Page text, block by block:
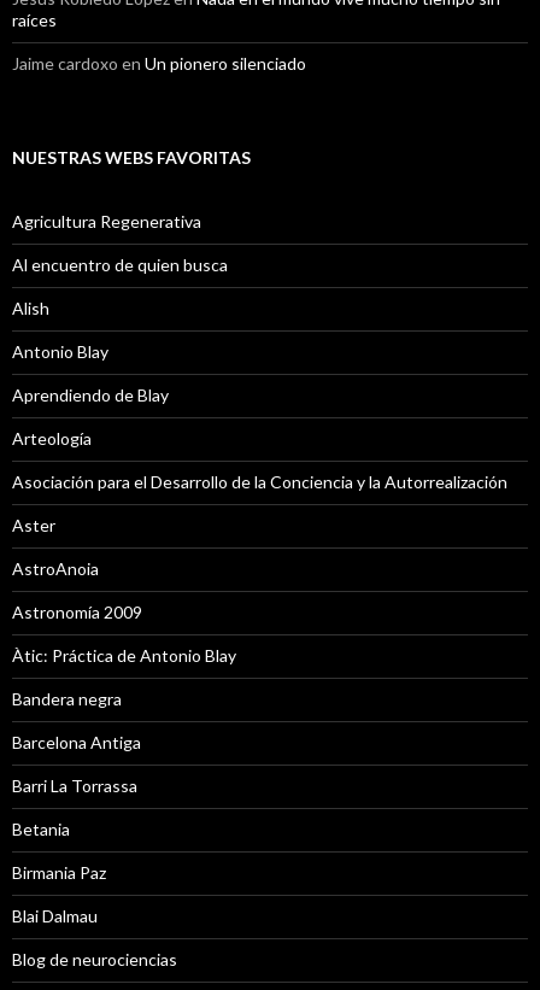
raíces
Jaime cardoxo en Un pionero silenciado
NUESTRAS WEBS FAVORITAS
Agricultura Regenerativa
Al encuentro de quien busca
Alish
Antonio Blay
Aprendiendo de Blay
Arteología
Asociación para el Desarrollo de la Conciencia y la Autorrealización
Aster
AstroAnoia
Astronomía 2009
Àtic: Práctica de Antonio Blay
Bandera negra
Barcelona Antiga
Barri La Torrassa
Betania
Birmania Paz
Blai Dalmau
Blog de neurociencias